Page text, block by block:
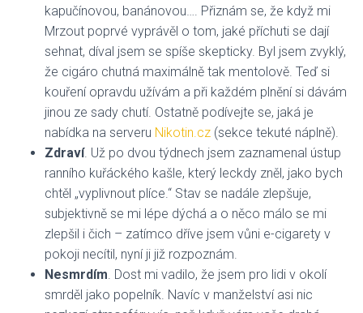
kapučínovou, banánovou…. Přiznám se, že když mi
Mrzout poprvé vyprávěl o tom, jaké příchuti se dají
sehnat, díval jsem se spíše skepticky. Byl jsem zvyklý,
že cigáro chutná maximálně tak mentolově. Teď si
kouření opravdu užívám a při každém plnění si dávám
jinou ze sady chutí. Ostatně podívejte se, jaká je
nabídka na serveru Nikotin.cz (sekce tekuté náplně).
Zdraví. Už po dvou týdnech jsem zaznamenal ústup
ranního kuřáckého kašle, který leckdy zněl, jako bych
chtěl „vyplivnout plíce.“ Stav se nadále zlepšuje,
subjektivně se mi lépe dýchá a o něco málo se mi
zlepšil i čich – zatímco dříve jsem vůni e-cigarety v
pokoji necítil, nyní ji již rozpoznám.
Nesmrdím. Dost mi vadilo, že jsem pro lidi v okolí
smrděl jako popelník. Navíc v manželství asi nic